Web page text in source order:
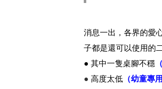
消息一出，各界的愛
子都是還可以使用的
● 其中一隻桌腳不穩
● 高度太低 （幼童專